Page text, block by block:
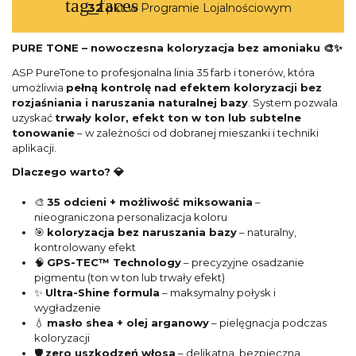
tag_faces
32pkt w Programie Lojalnościowym
PURE TONE – nowoczesna koloryzacja bez amoniaku 🎨✨
ASP PureTone to profesjonalna linia 35 farb i tonerów, która
umożliwia pełną kontrolę nad efektem koloryzacji bez
rozjaśniania i naruszania naturalnej bazy . System pozwala
uzyskać trwały kolor, efekt ton w ton lub subtelne
tonowanie– w zależności od dobranej mieszanki i techniki
aplikacji.
Dlaczego warto? 💎
🎨 35 odcieni + możliwość miksowania –
nieograniczona personalizacja koloru
🎯 koloryzacja bez naruszania bazy– naturalny,
kontrolowany efekt
🧠 GPS-TEC™ Technology– precyzyjne osadzanie
pigmentu (ton w ton lub trwały efekt)
✨ Ultra-Shine formula – maksymalny połysk i
wygładzenie
💧 masło shea + olej arganowy– pielęgnacja podczas
koloryzacji
🛡️ zero uszkodzeń włosa – delikatna, bezpieczna